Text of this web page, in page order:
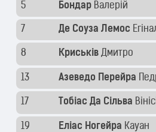
5 Бондар Валерій
7 Де Соуза Лемос
8 Криськів Дмитро
13 Азеведо Перейра
17 Тобіас Да Сільва
19 Еліас Ногейра Кауан